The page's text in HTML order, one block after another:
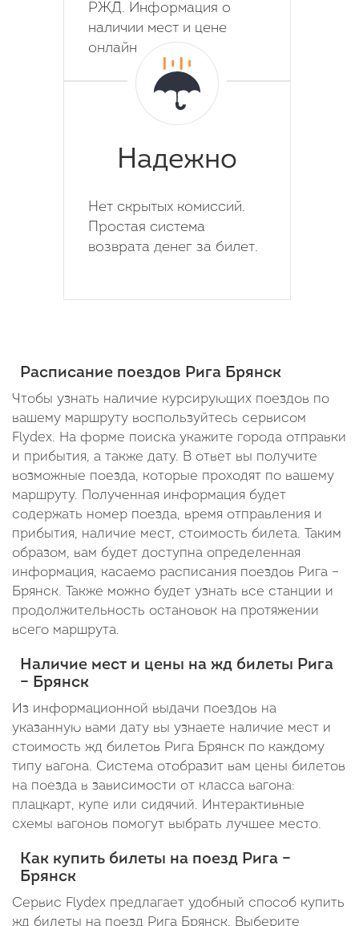
РЖД. Информация о
наличии мест и цене
онлайн
Надежно
Нет скрытых комиссий.
Простая система
возврата денег за билет.
Расписание поездов Рига Брянск
Чтобы узнать наличие курсирующих поездов по
вашему маршруту воспользуйтесь сервисом
Flydex. На форме поиска укажите города отправки
и прибытия, а также дату. В ответ вы получите
возможные поезда, которые проходят по вашему
маршруту. Полученная информация будет
содержать номер поезда, время отправления и
прибытия, наличие мест, стоимость билета. Таким
образом, вам будет доступна определенная
информация, касаемо расписания поездов Рига –
Брянск. Также можно будет узнать все станции и
продолжительность остановок на протяжении
всего маршрута.
Наличие мест и цены на жд билеты Рига
– Брянск
Из информационной выдачи поездов на
указанную вами дату вы узнаете наличие мест и
стоимость жд билетов Рига Брянск по каждому
типу вагона. Система отобразит вам цены билетов
на поезда в зависимости от класса вагона:
плацкарт, купе или сидячий. Интерактивные
схемы вагонов помогут выбрать лучшее место.
Как купить билеты на поезд Рига –
Брянск
Сервис Flydex предлагает удобный способ купить
жд билеты на поезд Рига Брянск. Выберите